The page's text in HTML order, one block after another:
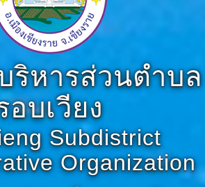
ริหารส่วนตำบล
อบเวียง
Subdistrict
Organization